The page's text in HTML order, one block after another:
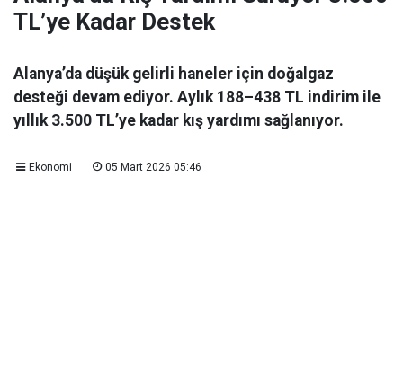
TL’ye Kadar Destek
Alanya’da düşük gelirli haneler için doğalgaz
desteği devam ediyor. Aylık 188–438 TL indirim ile
yıllık 3.500 TL’ye kadar kış yardımı sağlanıyor.
Ekonomi 05 Mart 2026 05:46